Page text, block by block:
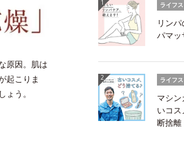
原因。肌は
起こりま
う。
ライフ
リン
パマッ
ライフ
マシ
いコ
断捨離